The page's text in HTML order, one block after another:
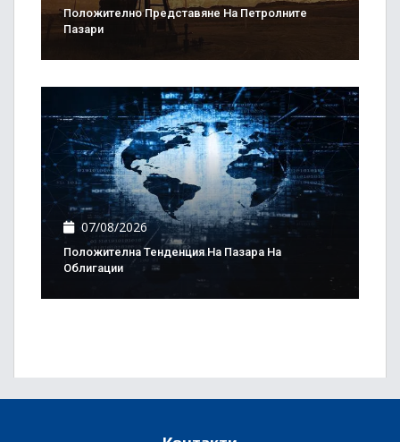
Положително Представяне На Петролните
Пазари
07/08/2026
Положителна Тенденция На Пазара На
Облигации